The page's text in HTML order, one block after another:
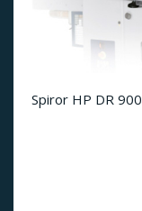
Spiror HP DR 900